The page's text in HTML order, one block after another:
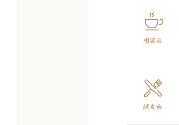
相談会
試食会